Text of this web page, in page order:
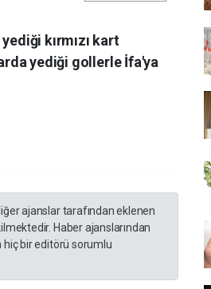
kırmızı kart
yediği gollerle İfa'ya
ajanslar tarafından eklenen
Haber ajanslarından
bir editörü sorumlu